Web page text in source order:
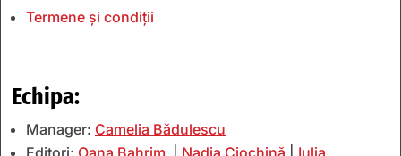
Termene și condiții
Echipa:
Manager: Camelia Bădulescu